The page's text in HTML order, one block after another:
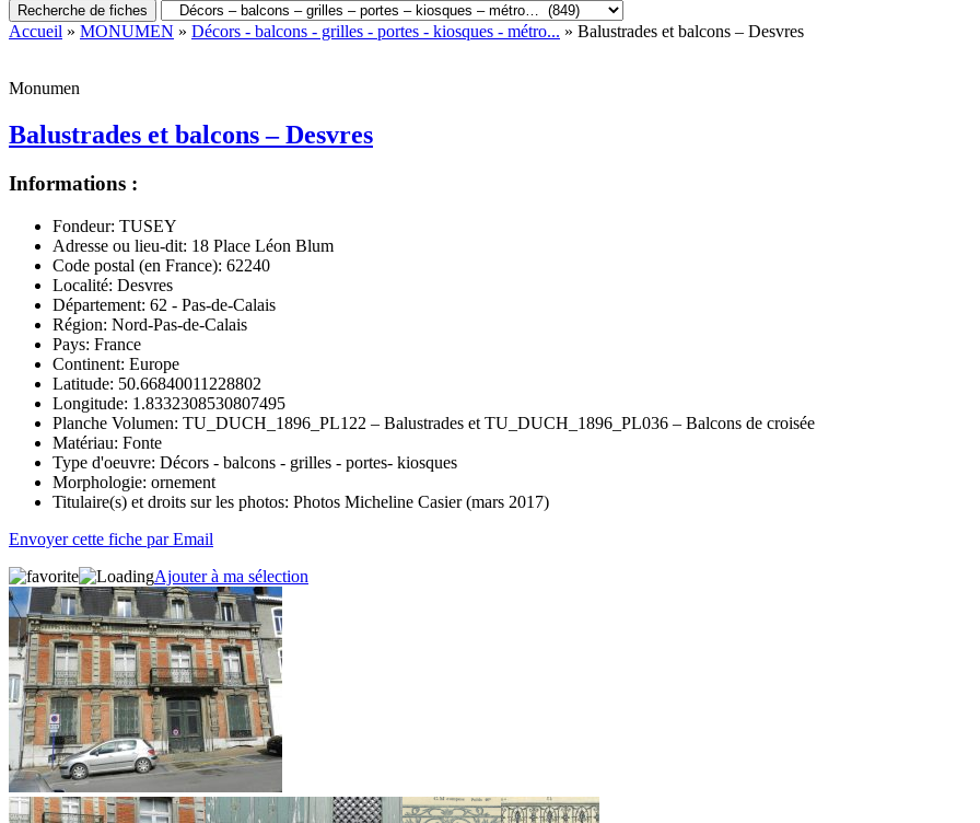
Recherche de fiches
Accueil » MONUMEN » Décors - balcons - grilles - portes - kiosques - métro... » Balustrades et balcons – Desvres
Monumen
Balustrades et balcons – Desvres
Informations :
Fondeur: TUSEY
Adresse ou lieu-dit: 18 Place Léon Blum
Code postal (en France): 62240
Localité: Desvres
Département: 62 - Pas-de-Calais
Région: Nord-Pas-de-Calais
Pays: France
Continent: Europe
Latitude: 50.66840011228802
Longitude: 1.8332308530807495
Planche Volumen: TU_DUCH_1896_PL122 – Balustrades et TU_DUCH_1896_PL036 – Balcons de croisée
Matériau: Fonte
Type d'oeuvre: Décors - balcons - grilles - portes- kiosques
Morphologie: ornement
Titulaire(s) et droits sur les photos: Photos Micheline Casier (mars 2017)
Envoyer cette fiche par Email
Ajouter à ma sélection